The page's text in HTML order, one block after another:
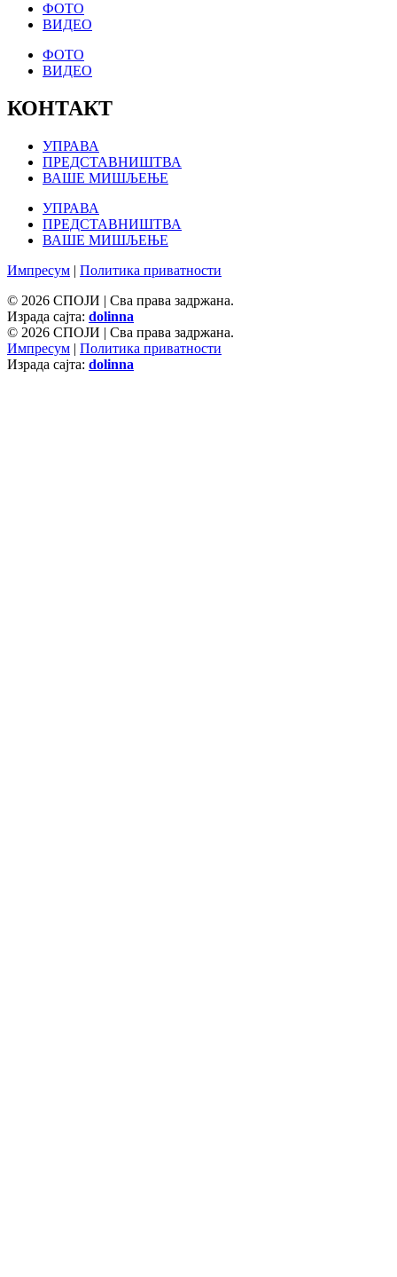
ФОТО
ВИДЕО
ФОТО
ВИДЕО
КОНТАКТ
УПРАВА
ПРЕДСТАВНИШТВА
ВАШЕ МИШЉЕЊЕ
УПРАВА
ПРЕДСТАВНИШТВА
ВАШЕ МИШЉЕЊЕ
Импресум | Политика приватности
© 2026 СПОЈИ | Сва права задржана.
Израда сајта: dolinna
© 2026 СПОЈИ | Сва права задржана.
Импресум | Политика приватности
Израда сајта: dolinna